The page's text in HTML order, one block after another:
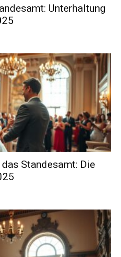
Unterhaltung
Standesamt: Die